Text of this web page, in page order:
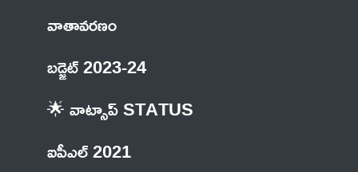
వాతావరణం
బడ్జెట్ 2023-24
🌟 వాట్సాప్ STATUS
ఐపీఎల్ 2021